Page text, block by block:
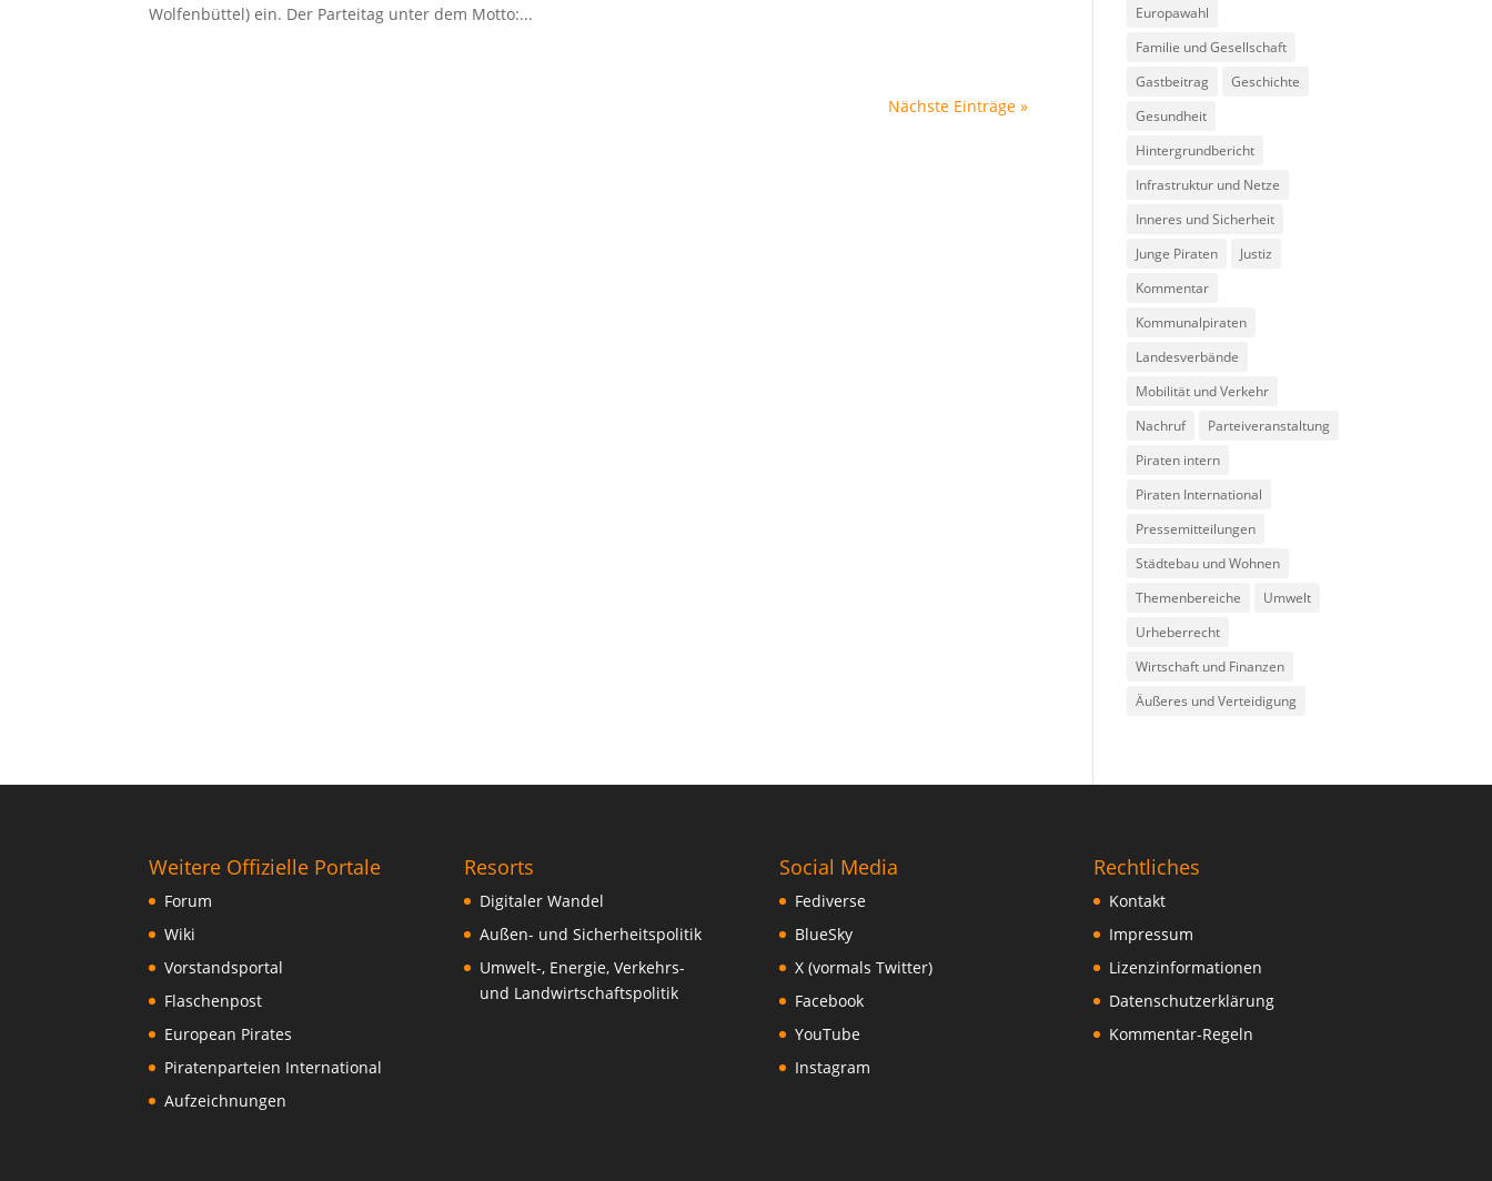
Wolfenbüttel) ein. Der Parteitag unter dem Motto:...
Nächste Einträge »
Europawahl
Familie und Gesellschaft
Gastbeitrag
Geschichte
Gesundheit
Hintergrundbericht
Infrastruktur und Netze
Inneres und Sicherheit
Junge Piraten
Justiz
Kommentar
Kommunalpiraten
Landesverbände
Mobilität und Verkehr
Nachruf
Parteiveranstaltung
Piraten intern
Piraten International
Pressemitteilungen
Städtebau und Wohnen
Themenbereiche
Umwelt
Urheberrecht
Wirtschaft und Finanzen
Äußeres und Verteidigung
Weitere Offizielle Portale
Forum
Wiki
Vorstandsportal
Flaschenpost
European Pirates
Piratenparteien International
Aufzeichnungen
Resorts
Digitaler Wandel
Außen- und Sicherheitspolitik
Umwelt-, Energie, Verkehrs-
und Landwirtschaftspolitik
Social Media
Fediverse
BlueSky
X (vormals Twitter)
Facebook
YouTube
Instagram
Rechtliches
Kontakt
Impressum
Lizenzinformationen
Datenschutzerklärung
Kommentar-Regeln